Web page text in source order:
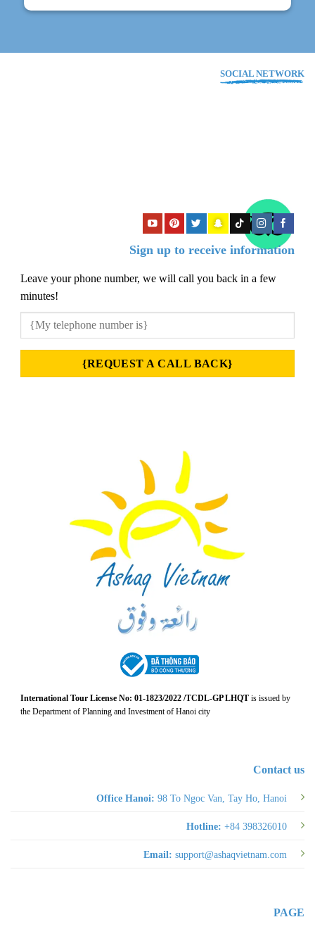
International Tour License No: 01-1823/2022 /TCDL-GP LHQT is issued by
the Department of Planning and Investment of Hanoi city
Contact us
Office Hanoi: 98 To Ngoc Van, Tay Ho, Hanoi
Hotline: +84 398326010
Email: support@ashaqvietnam.com
PAGE
SOCIAL NETWORK
Sign up to receive information
Leave your phone number, we will call you back in a few
minutes!